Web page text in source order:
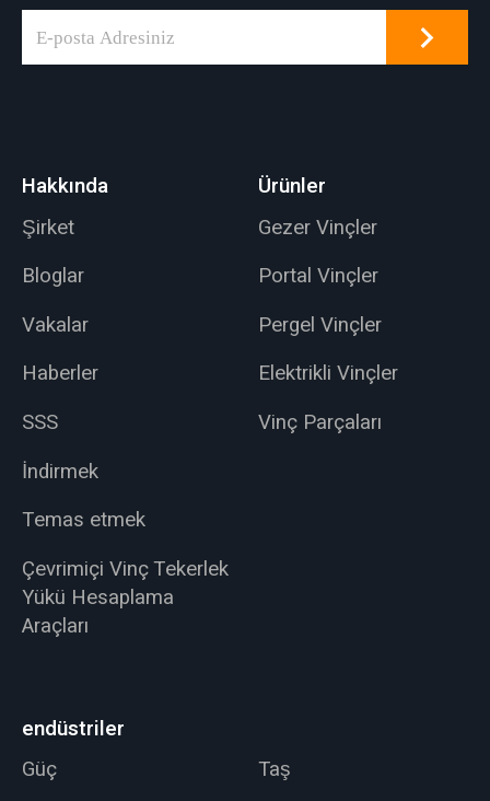
Hakkında
Şirket
Bloglar
Vakalar
Haberler
SSS
İndirmek
Temas etmek
Çevrimiçi Vinç Tekerlek
Yükü Hesaplama
Araçları
Ürünler
Gezer Vinçler
Portal Vinçler
Pergel Vinçler
Elektrikli Vinçler
Vinç Parçaları
endüstriler
Güç
Taş